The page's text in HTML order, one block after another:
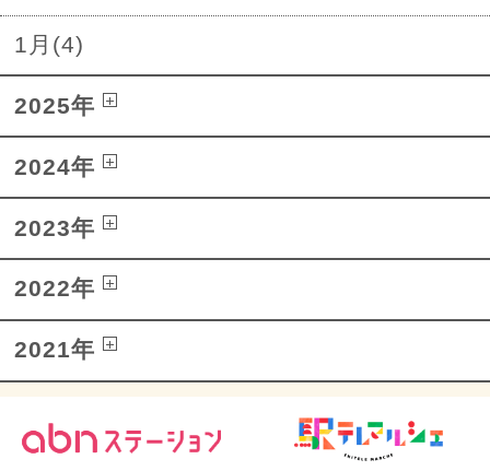
1月(4)
2025年
2024年
2023年
2022年
2021年